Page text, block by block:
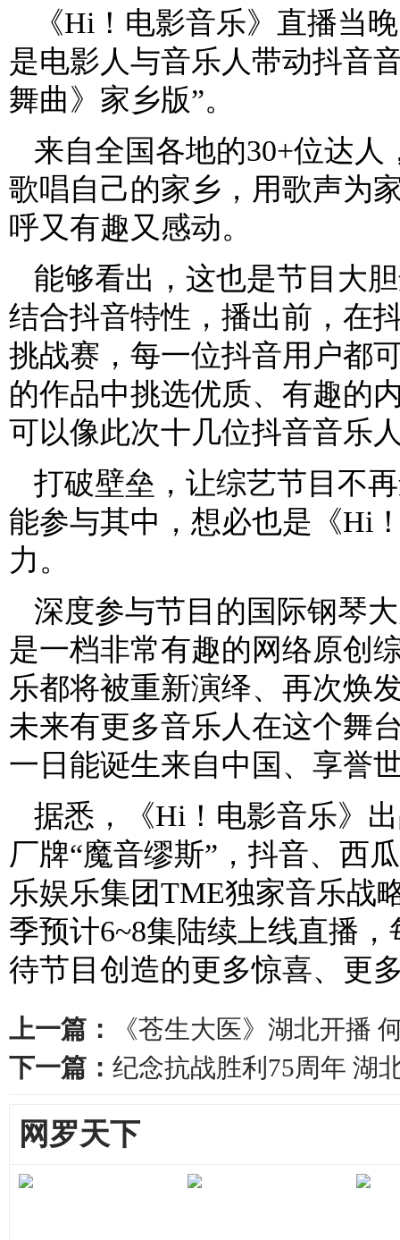
《Hi！电影音乐》直播当
是电影人与音乐人带动抖音
舞曲》家乡版”。
来自全国各地的30+位达
歌唱自己的家乡，用歌声为
呼又有趣又感动。
能够看出，这也是节目大
结合抖音特性，播出前，在
挑战赛，每一位抖音用户都
的作品中挑选优质、有趣的
可以像此次十几位抖音音乐
打破壁垒，让综艺节目不
能参与其中，想必也是《Hi
力。
深度参与节目的国际钢琴
是一档非常有趣的网络原创
乐都将被重新演绎、再次焕
未来有更多音乐人在这个舞
一日能诞生来自中国、享誉
据悉，《Hi！电影音乐》
厂牌“魔音缪斯”，抖音、西
乐娱乐集团TME独家音乐战
季预计6~8集陆续上线直播
待节目创造的更多惊喜、更
上一篇：
《苍生大医》湖北开播
下一篇： 纪念抗战胜利75周年 湖
网罗天下